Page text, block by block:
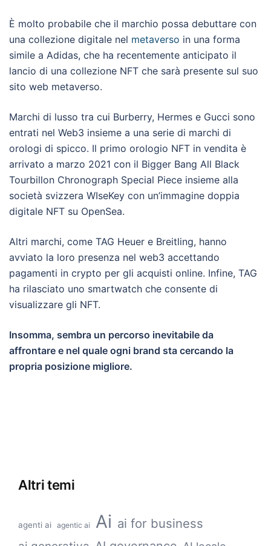
È molto probabile che il marchio possa debuttare con
una collezione digitale nel metaverso in una forma
simile a Adidas, che ha recentemente anticipato il
lancio di una collezione NFT che sarà presente sul suo
sito web metaverso.
Marchi di lusso tra cui Burberry, Hermes e Gucci sono
entrati nel Web3 insieme a una serie di marchi di
orologi di spicco. Il primo orologio NFT in vendita è
arrivato a marzo 2021 con il Bigger Bang All Black
Tourbillon Chronograph Special Piece insieme alla
società svizzera WIseKey con un’immagine doppia
digitale NFT su OpenSea.
Altri marchi, come TAG Heuer e Breitling, hanno
avviato la loro presenza nel web3 accettando
pagamenti in crypto per gli acquisti online. Infine, TAG
ha rilasciato uno smartwatch che consente di
visualizzare gli NFT.
Insomma, sembra un percorso inevitabile da
affrontare e nel quale ogni brand sta cercando la
propria posizione migliore.
Altri temi
agenti ai agentic ai Ai ai for business